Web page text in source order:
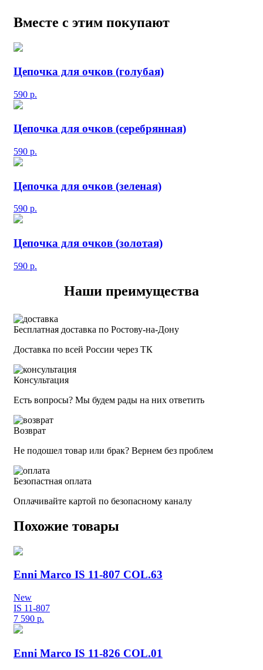
Вместе с этим покупают
Цепочка для очков (голубая)
590 р.
Цепочка для очков (серебрянная)
590 р.
Цепочка для очков (зеленая)
590 р.
Цепочка для очков (золотая)
590 р.
Наши преимущества
Бесплатная доставка по Ростову-на-Дону
Доставка по всей России через ТК
Консультация
Есть вопросы? Мы будем рады на них ответить
Возврат
Не подошел товар или брак? Вернем без проблем
Безопастная оплата
Оплачивайте картой по безопасному каналу
Похожие товары
Enni Marco IS 11-807 COL.63
New
IS 11-807
7 590 р.
Enni Marco IS 11-826 COL.01